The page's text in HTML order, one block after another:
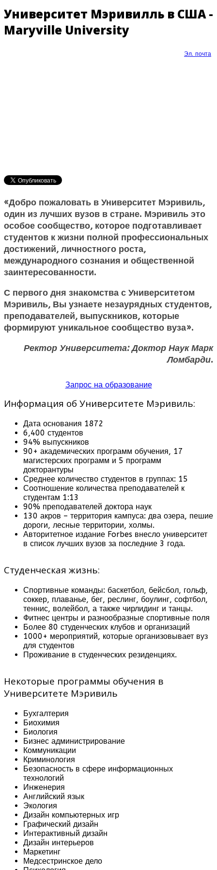
Университет Мэривилль в США -
Maryville University
Эл. почта
«Добро пожаловать в Университет Мэривиль,
один из лучших вузов в стране. Мэривиль это
особое сообщество, которое подготавливает
студентов к жизни полной профессиональных
достижений, личностного роста,
международного сознания и общественной
заинтересованности.
С первого дня знакомства с Университетом
Мэривиль, Вы узнаете незаурядных студентов,
преподавателей, выпускников, которые
формируют уникальное сообщество вуза».
Ректор Университета: Доктор Наук Марк
Ломбарди.
Запрос на образование
Информация об Университете Мэривиль:
Дата основания 1872
6,400 студентов
94% выпускников
90+ академических программ обучения, 17
магистерских программ и 5 программ
докторантуры
Среднее количество студентов в группах: 15
Соотношение количества преподавателей к
студентам 1:13
90% преподавателей доктора наук
130 акров – территория кампуса: два озера, пешие
дороги, лесные территории, холмы.
Авторитетное издание Forbes внесло университет
в список лучших вузов за последние 3 года.
Студенческая жизнь:
Спортивные команды: баскетбол, бейсбол, гольф,
соккер, плаванье, бег, реслинг, боулинг, софтбол,
теннис, волейбол, а также чирлидинг и танцы.
Фитнес центры и разнообразные спортивные поля
Более 80 студенческих клубов и организаций
1000+ мероприятий, которые организовывает вуз
для студентов
Проживание в студенческих резиденциях.
Некоторые программы обучения в
Университете Мэривиль
Бухгалтерия
Биохимия
Биология
Бизнес администрирование
Коммуникации
Криминология
Безопасность в сфере информационных
технологий
Инженерия
Английский язык
Экология
Дизайн компьютерных игр
Графический дизайн
Интерактивный дизайн
Дизайн интерьеров
Маркетинг
Медсестринское дело